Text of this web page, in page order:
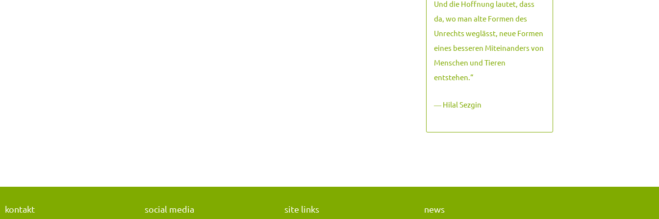
Und die Hoffnung lautet, dass
da, wo man alte Formen des
Unrechts weglässt, neue Formen
eines besseren Miteinanders von
Menschen und Tieren
entstehen. “
― Hilal Sezgin
kontakt social media site links news